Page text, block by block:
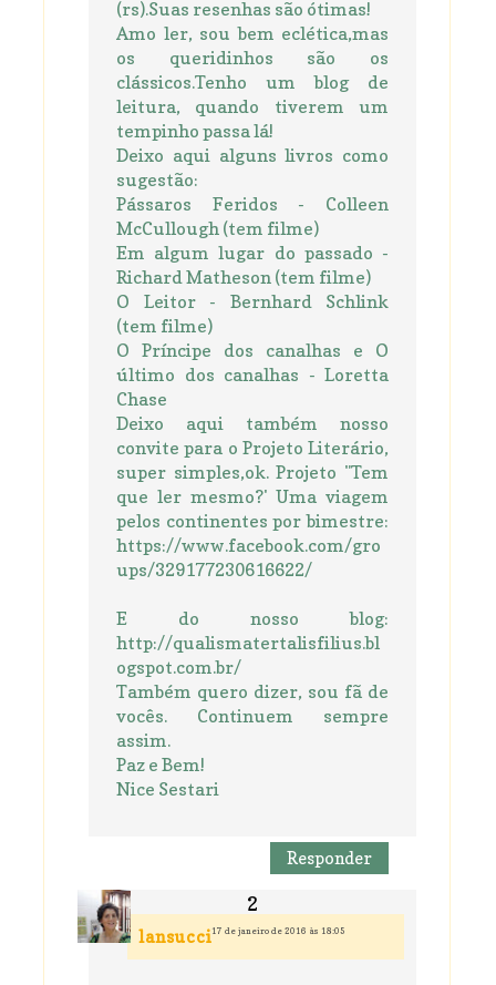
(rs).Suas resenhas são ótimas!
Amo ler, sou bem eclética,mas
os queridinhos são os
clássicos.Tenho um blog de
leitura, quando tiverem um
tempinho passa lá!
Deixo aqui alguns livros como
sugestão:
Pássaros Feridos - Colleen
McCullough (tem filme)
Em algum lugar do passado -
Richard Matheson (tem filme)
O Leitor - Bernhard Schlink
(tem filme)
O Príncipe dos canalhas e O
último dos canalhas - Loretta
Chase
Deixo aqui também nosso
convite para o Projeto Literário,
super simples,ok. Projeto "Tem
que ler mesmo?' Uma viagem
pelos continentes por bimestre:
https://www.facebook.com/gro
ups/329177230616622/
E do nosso blog:
http://qualismatertalisfilius.bl
ogspot.com.br/
Também quero dizer, sou fã de
vocês. Continuem sempre
assim.
Paz e Bem!
Nice Sestari
Responder
lansucci17 de janeiro de 2016 às 18:05